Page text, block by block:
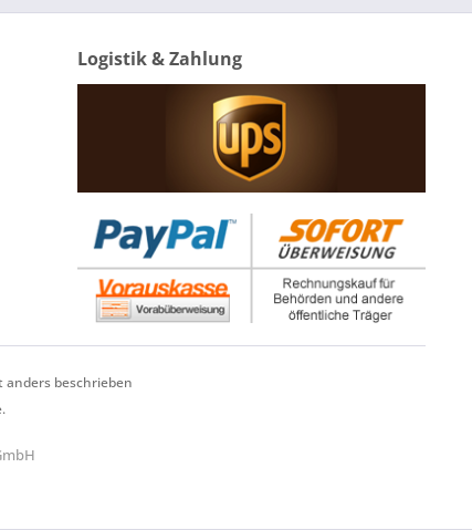
Logistik & Zahlung
beschrieben